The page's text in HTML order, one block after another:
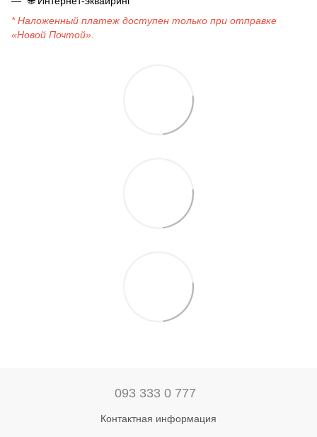
* Наложенный платеж доступен только при отправке
«Новой Почтой».
093 333 0 777
Контактная информация